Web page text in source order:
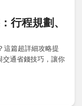
行程規劃、
這篇超詳細攻略提
交通省錢技巧，讓你